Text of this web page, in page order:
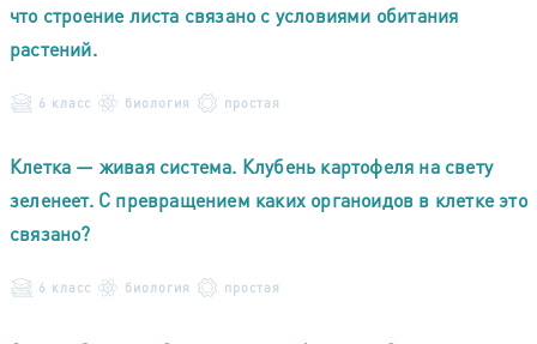
что строение листа связано с условиями обитания
растений.
6 класс биология простая
Клетка — живая система. Клубень картофеля на свету
зеленеет. С превращением каких органоидов в клетке это
связано?
6 класс биология простая